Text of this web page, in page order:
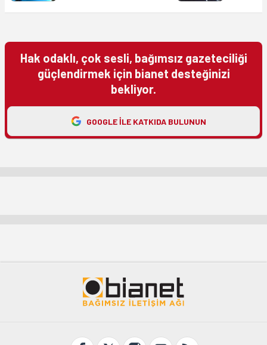
Hak odaklı, çok sesli, bağımsız gazeteciliği
güçlendirmek için bianet desteğinizi
bekliyor.
GOOGLE ILE KATKIDA BULUNUN